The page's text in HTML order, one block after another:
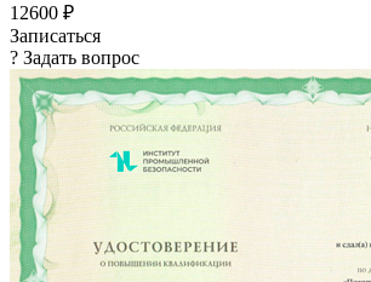
12600 ₽
Записаться
? Задать вопрос